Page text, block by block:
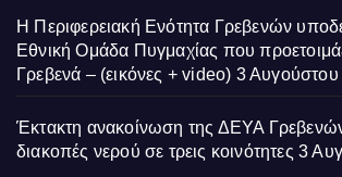
Η Περιφερειακή Ενότητα Γρεβενών
Εθνική Ομάδα Πυγμαχίας που
Γρεβενά – (εικόνες + video) 3
Έκτακτη ανακοίνωση της ΔΕΥΑ
διακοπές νερού σε τρεις κοινότητες 3